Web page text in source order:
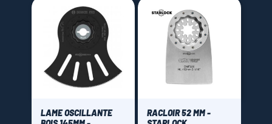
LAME OSCILLANTE
RACLOIR 52 MM -